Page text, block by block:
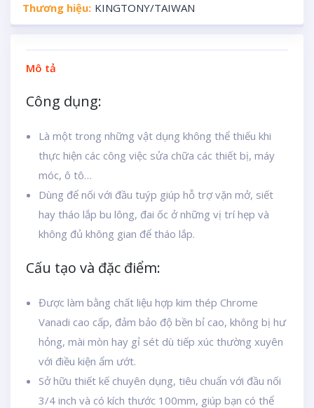
Thương hiệu: KINGTONY/TAIWAN
Mô tả
Công dụng:
Là một trong những vật dụng không thể thiếu khi
thực hiện các công việc sửa chữa các thiết bị, máy
móc, ô tô…
Dùng để nối với đầu tuýp giúp hỗ trợ vặn mở, siết
hay tháo lắp bu lông, đai ốc ở những vị trí hẹp và
không đủ không gian để tháo lắp.
Cấu tạo và đặc điểm:
Được làm bằng chất liệu hợp kim thép Chrome
Vanadi cao cấp, đảm bảo độ bền bỉ cao, không bị hư
hỏng, mài mòn hay gỉ sét dù tiếp xúc thường xuyên
với điều kiện ẩm ướt.
Sở hữu thiết kế chuyên dụng, tiêu chuẩn với đầu nối
3/4 inch và có kích thước 100mm, giúp bạn có thể